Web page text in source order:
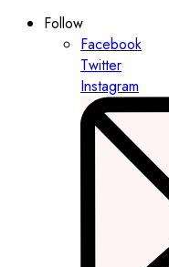
Follow
Facebook
Twitter
Instagram